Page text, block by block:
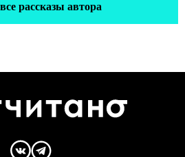
рассказы автора